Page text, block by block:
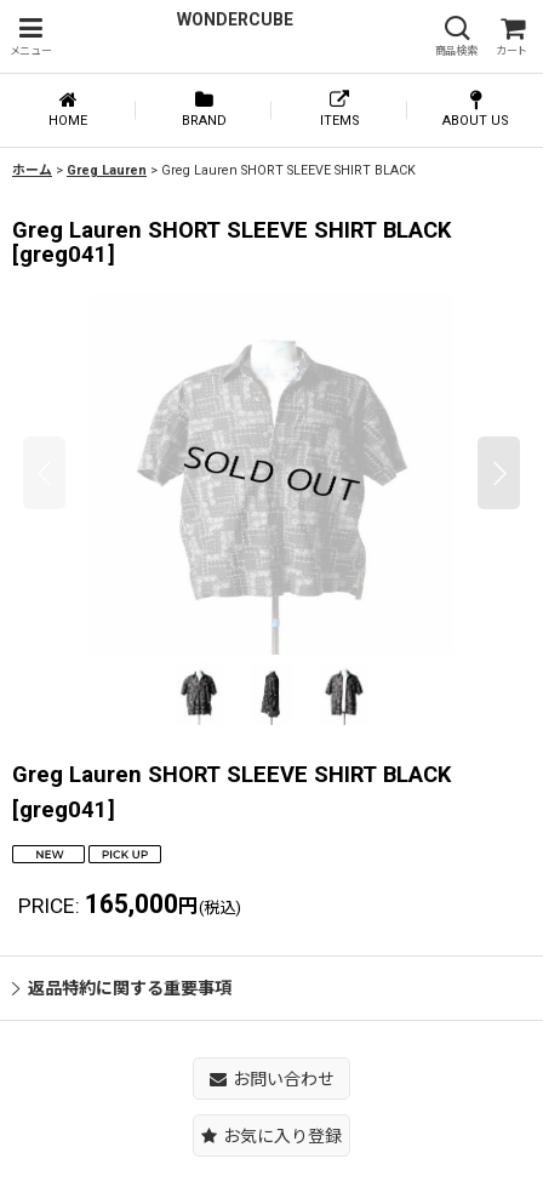
メニュー
WONDERCUBE
商品検索 カート
HOME BRAND ITEMS ABOUT US
ホーム > Greg Lauren > Greg Lauren SHORT SLEEVE SHIRT BLACK
Greg Lauren SHORT SLEEVE SHIRT BLACK
[greg041]
Greg Lauren SHORT SLEEVE SHIRT BLACK
[greg041]
PRICE: 165,000 円 (税込)
返品特約に関する重要事項
お問い合わせ
お気に入り登録